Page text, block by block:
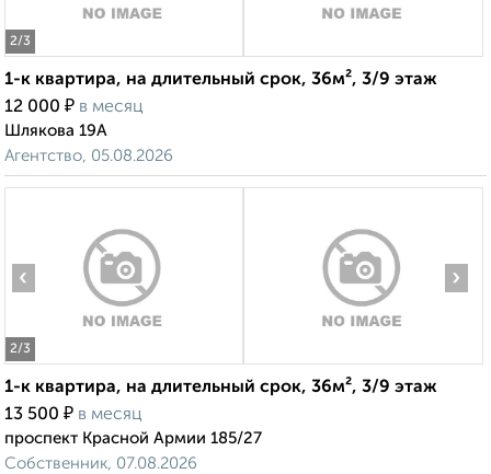
2/3
1-к квартира, на длительный срок, 36м², 3/9 этаж
12 000 ₽ в месяц
Шлякова 19А
Агентство, 05.08.2026
2/3
‹ ›
1-к квартира, на длительный срок, 36м², 3/9 этаж
13 500 ₽ в месяц
проспект Красной Армии 185/27
Собственник, 07.08.2026